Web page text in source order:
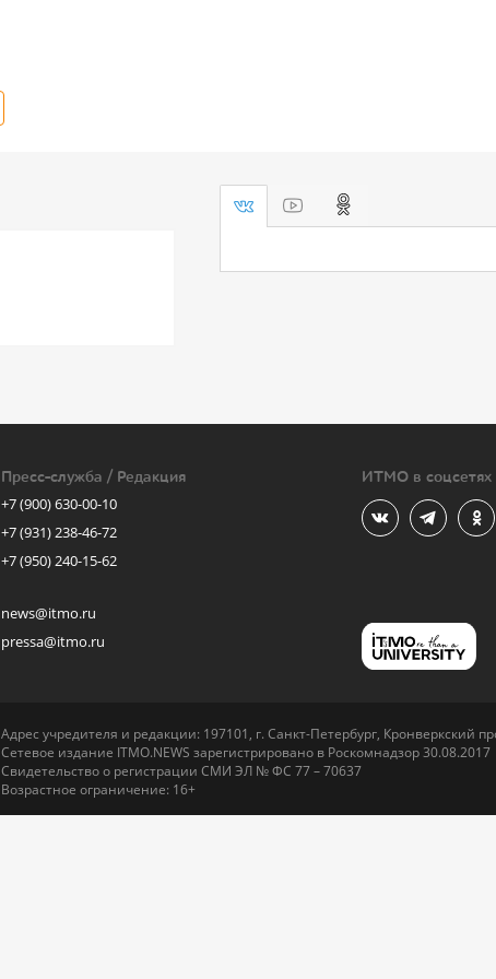
Пресс-служба / Редакция
+7 (900) 630-00-10
+7 (931) 238-46-72
+7 (950) 240-15-62
news@itmo.ru
pressa@itmo.ru
ИТМО в соцсетях
Адрес учредителя и редакции: 197101, г. Санкт-Петербург, Кронверкский
Сетевое издание ITMO.NEWS зарегистрировано в Роскомнадзор 30.08.2017
Свидетельство о регистрации СМИ ЭЛ № ФС 77 – 70637
Возрастное ограничение: 16+